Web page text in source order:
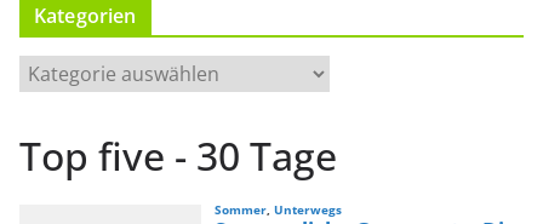
Kategorien
a
Top five - 30 Tage